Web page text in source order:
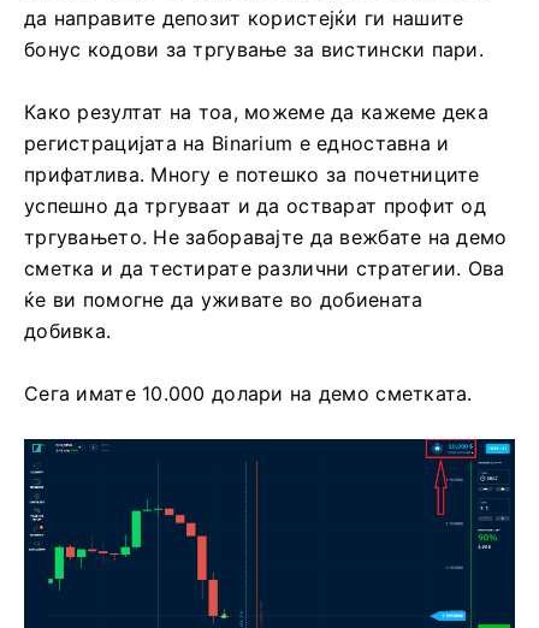
да направите депозит користејќи ги нашите
бонус кодови за тргување за вистински пари.
Како резултат на тоа, можеме да кажеме дека
регистрацијата на Binarium е едноставна и
прифатлива. Многу е потешко за почетниците
успешно да тргуваат и да остварат профит од
тргувањето. Не заборавајте да вежбате на демо
сметка и да тестирате различни стратегии. Ова
ќе ви помогне да уживате во добиената
добивка.
Сега имате 10.000 долари на демо сметката.